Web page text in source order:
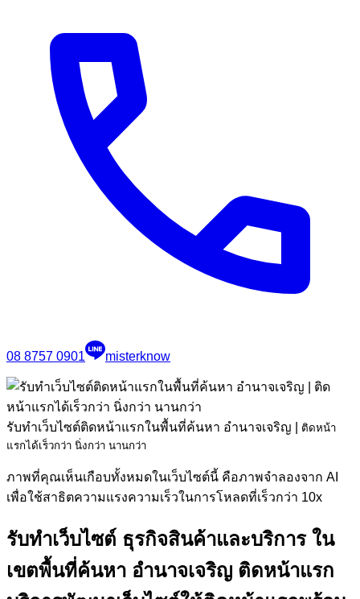
08 8757 0901 misterknow
รับทำเว็บไซต์ติดหน้าแรกในพื้นที่ค้นหา อำนาจเจริญ
ติดหน้า
แรกได้เร็วกว่า นิ่งกว่า นานกว่า
ภาพที่คุณเห็นเกือบทั้งหมดในเว็บไซต์นี้ คือภาพจำลองจาก AI
เพื่อใช้สาธิตความแรงความเร็วในการโหลดที่เร็วกว่า 10x
รับทำเว็บไซต์ ธุรกิจสินค้าและบริการ ใน
เขตพื้นที่ค้นหา อำนาจเจริญ ติดหน้าแรก